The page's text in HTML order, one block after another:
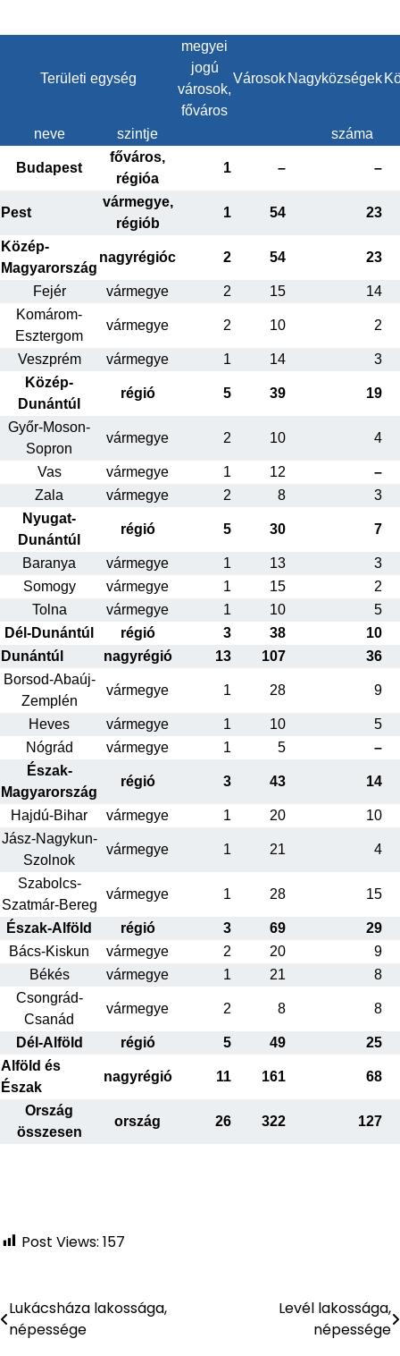
Területi egység
megyei
jogú
városok,
főváros
Városok Nagyközségek
neve szintje száma
Budapest
főváros,
régióa
1 – –
Pest
vármegye,
régiób
1 54 23
Közép-
Magyarország
nagyrégióc 2 54 23
Fejér vármegye 2 15
14
Komárom-
Esztergom
vármegye 2 10 2
Veszprém vármegye 1 14
3
Közép-
Dunántúl
régió 5 39 19
Győr-Moson-
Sopron
vármegye 2 10 4
Vas vármegye 1 12
–
Zala
vármegye 2 8
3
Nyugat-
Dunántúl
régió 5 30 7
Baranya vármegye 1 13
3
Somogy
vármegye 1 15
2
Tolna
vármegye 1 10
5
Dél-Dunántúl
régió 3 38
10
Dunántúl
nagyrégió 13 107
36
Borsod-Abaúj-
Zemplén
vármegye 1 28 9
Heves vármegye 1 10
5
Nógrád
vármegye 1 5
–
Észak-
Magyarország
régió 3 43 14
Hajdú-Bihar vármegye 1 20
10
Jász-Nagykun-
Szolnok
vármegye 1 21 4
Szabolcs-
Szatmár-Bereg
vármegye 1 28 15
Észak-Alföld régió 3 69
29
Bács-Kiskun
vármegye 2 20
9
Békés
vármegye 1 21
8
Csongrád-
Csanád
vármegye 2 8 8
Dél-Alföld régió 5 49
25
Alföld és
Észak
nagyrégió 11 161 68
Ország
összesen
ország 26 322 127
Post Views: 157
Bejegyzés
navigáció
Lukácsháza lakossága,
népessége
Levél lakossága,
népessége